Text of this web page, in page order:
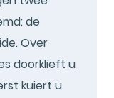
de
Over
doorklieft u
kuiert u